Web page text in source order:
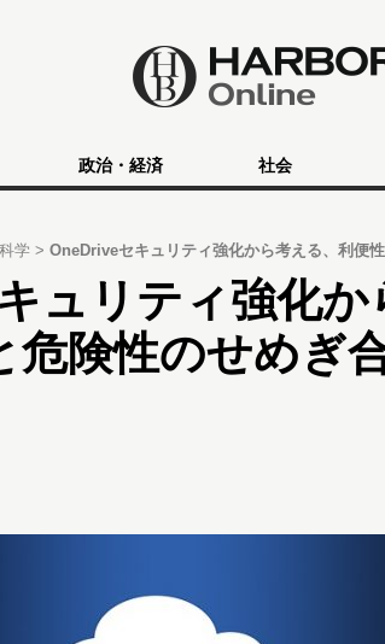
政治・経済 社会
科学 OneDriveセキュリティ強化から考える、利便
ュリティ強化か
危険性のせめぎ